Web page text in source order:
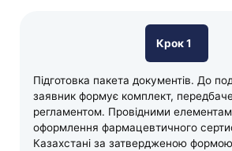
Крок 1
Підготовка пакета документів. До
заявник формує комплект,
регламентом. Провідними
оформлення фармацевтичного
Казахстані за затвердженою